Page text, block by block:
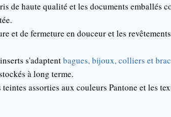
de haute qualité et les documents emballés
et de fermeture en douceur et les
s'adaptentbagues, bijoux, colliers et
à long terme.
teintes assorties aux couleurs Pantone et les